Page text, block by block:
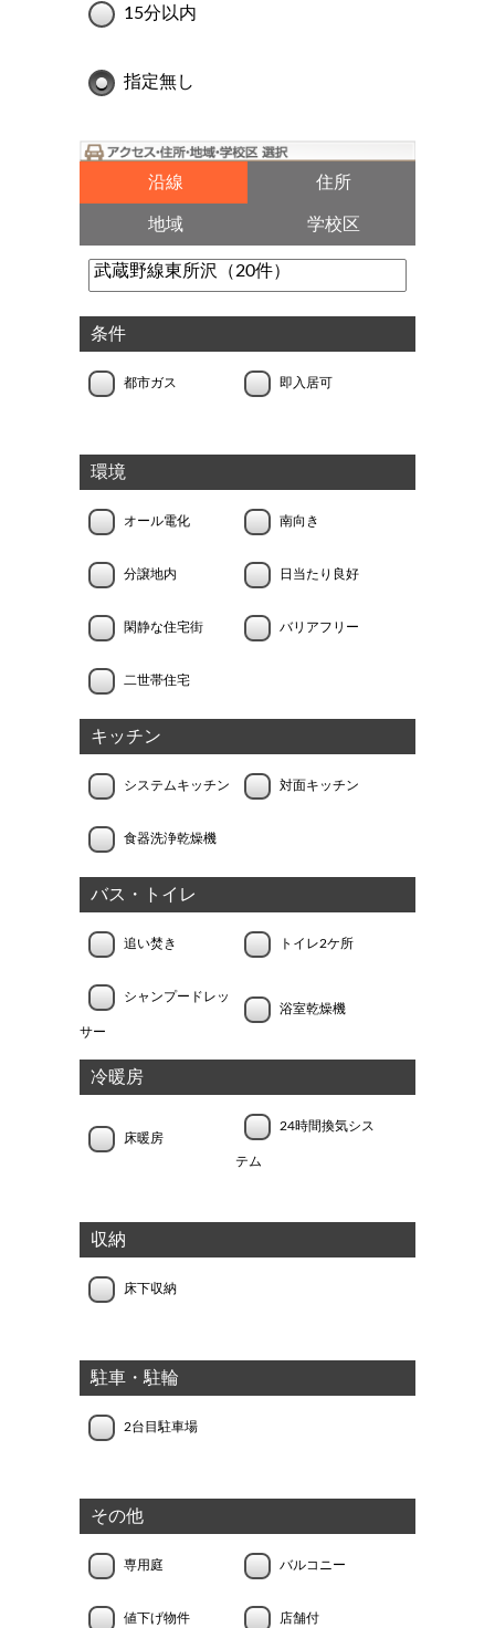
15分以内
指定無し
沿線 住所
地域 学校区
条件
都市ガス 即入居可
環境
オール電化 南向き
分譲地内 日当たり良好
閑静な住宅街 バリアフリー
二世帯住宅
キッチン
システムキッチン 対面キッチン
食器洗浄乾燥機
バス・トイレ
追い焚き トイレ2ケ所
シャンプードレッ
サー
浴室乾燥機
冷暖房
床暖房
24時間換気シス
テム
収納
床下収納
駐車・駐輪
2台目駐車場
その他
専用庭 バルコニー
値下げ物件 店舗付